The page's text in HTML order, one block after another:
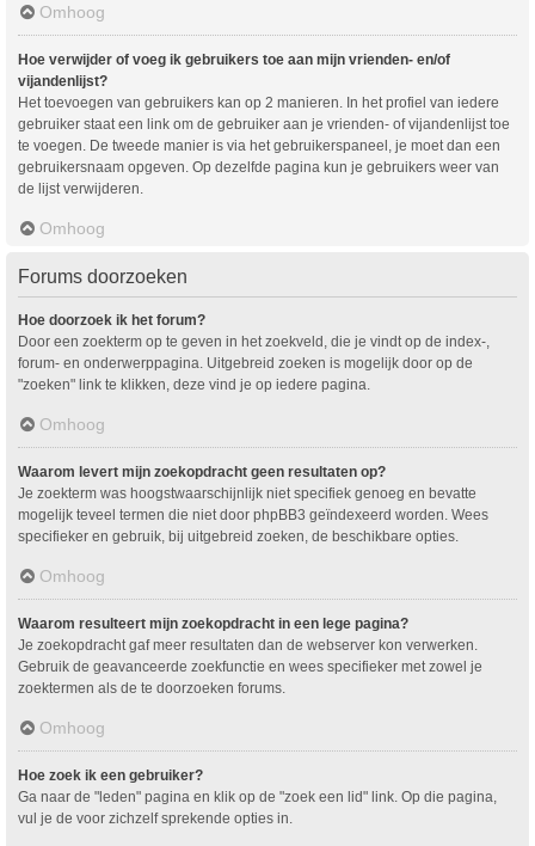
Omhoog
Hoe verwijder of voeg ik gebruikers toe aan mijn vrienden- en/of
vijandenlijst?
Het toevoegen van gebruikers kan op 2 manieren. In het profiel van iedere
gebruiker staat een link om de gebruiker aan je vrienden- of vijandenlijst toe
te voegen. De tweede manier is via het gebruikerspaneel, je moet dan een
gebruikersnaam opgeven. Op dezelfde pagina kun je gebruikers weer van
de lijst verwijderen.
Omhoog
Forums doorzoeken
Hoe doorzoek ik het forum?
Door een zoekterm op te geven in het zoekveld, die je vindt op de index-,
forum- en onderwerppagina. Uitgebreid zoeken is mogelijk door op de
"zoeken" link te klikken, deze vind je op iedere pagina.
Omhoog
Waarom levert mijn zoekopdracht geen resultaten op?
Je zoekterm was hoogstwaarschijnlijk niet specifiek genoeg en bevatte
mogelijk teveel termen die niet door phpBB3 geïndexeerd worden. Wees
specifieker en gebruik, bij uitgebreid zoeken, de beschikbare opties.
Omhoog
Waarom resulteert mijn zoekopdracht in een lege pagina?
Je zoekopdracht gaf meer resultaten dan de webserver kon verwerken.
Gebruik de geavanceerde zoekfunctie en wees specifieker met zowel je
zoektermen als de te doorzoeken forums.
Omhoog
Hoe zoek ik een gebruiker?
Ga naar de "leden" pagina en klik op de "zoek een lid" link. Op die pagina,
vul je de voor zichzelf sprekende opties in.